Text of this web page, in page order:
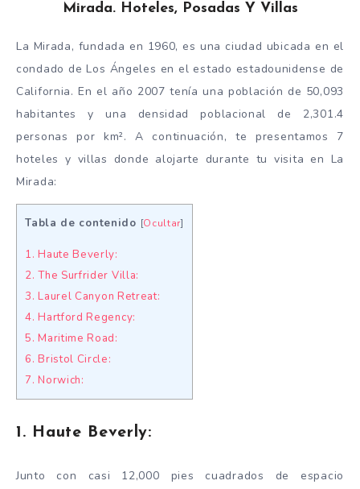
Mirada. Hoteles, Posadas Y Villas
La Mirada, fundada en 1960, es una ciudad ubicada en el
condado de Los Ángeles en el estado estadounidense de
California. En el año 2007 tenía una población de 50,093
habitantes y una densidad poblacional de 2,301.4
personas por km². A continuación, te presentamos 7
hoteles y villas donde alojarte durante tu visita en La
Mirada:
Tabla de contenido [Ocultar]
1. Haute Beverly:
2. The Surfrider Villa:
3. Laurel Canyon Retreat:
4. Hartford Regency:
5. Maritime Road:
6. Bristol Circle:
7. Norwich:
1. Haute Beverly:
Junto con casi 12,000 pies cuadrados de espacio